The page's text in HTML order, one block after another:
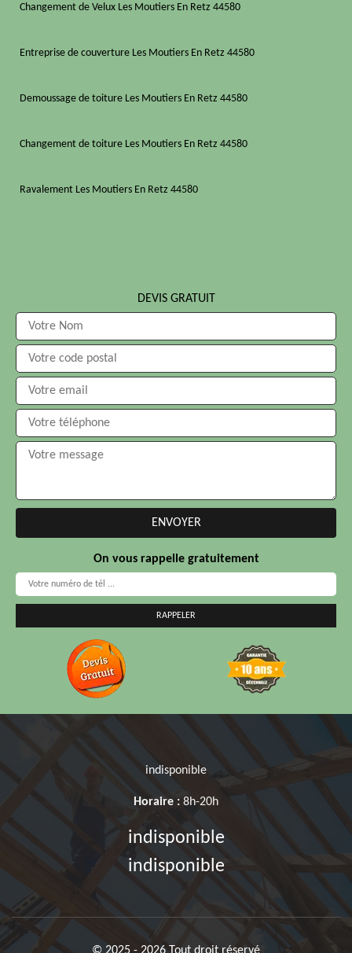
Changement de Velux Les Moutiers En Retz 44580
Entreprise de couverture Les Moutiers En Retz 44580
Demoussage de toiture Les Moutiers En Retz 44580
Changement de toiture Les Moutiers En Retz 44580
Ravalement Les Moutiers En Retz 44580
DEVIS GRATUIT
On vous rappelle gratuitement
indisponible
Horaire : 8h-20h
indisponible
indisponible